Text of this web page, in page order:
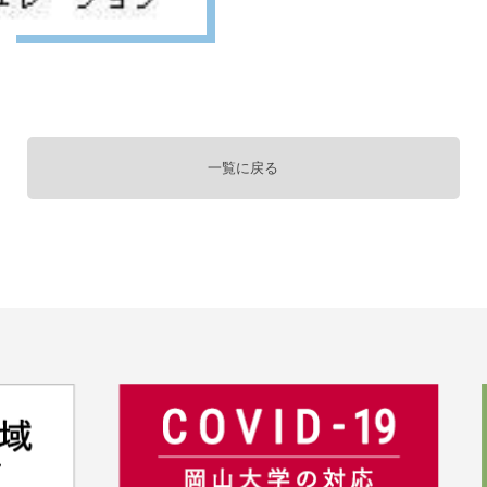
一覧に戻る